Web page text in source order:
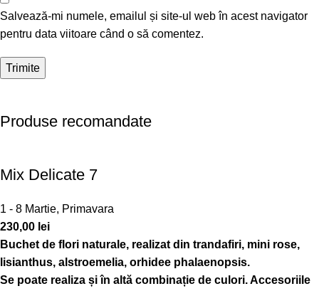
Salvează-mi numele, emailul și site-ul web în acest navigator
pentru data viitoare când o să comentez.
Produse recomandate
Mix Delicate 7
1 - 8 Martie, Primavara
230,00 lei
Buchet de flori naturale, realizat din trandafiri, mini rose,
lisianthus, alstroemelia, orhidee phalaenopsis.
Se poate realiza și în altă combinație de culori. Accesoriile